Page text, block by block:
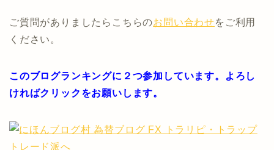
ご質問がありましたらこちらのお問い合わせをご利用
ください。
このブログランキングに２つ参加しています。よろし
ければクリックをお願いします。